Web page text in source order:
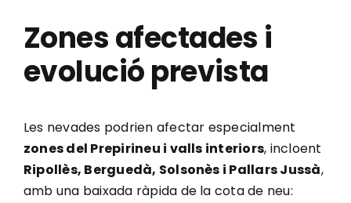
Zones afectades i
evolució prevista
Les nevades podrien afectar especialment
zones del Prepirineu i valls interiors, incloent
Ripollès, Berguedà, Solsonès i Pallars Jussà,
amb una baixada ràpida de la cota de neu: